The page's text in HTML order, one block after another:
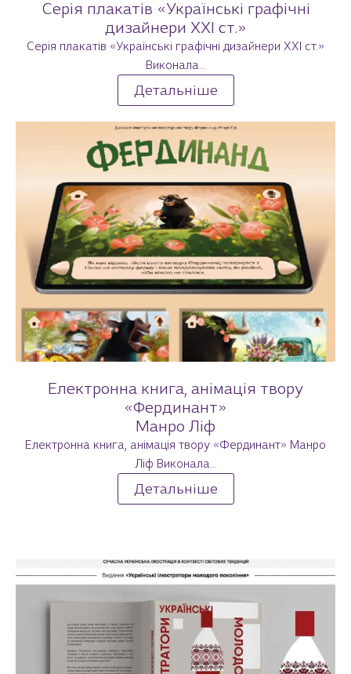
Серія плакатів «Українські графічні
дизайнери XXI ст.»
Серія плакатів «Українські графічні дизайнери XXI ст.»
Виконала...
Детальніше
Електронна книга, анімація твору
«Фердинант»
Манро Ліф
Електронна книга, анімація твору «Фердинант» Манро
Ліф Виконала...
Детальніше